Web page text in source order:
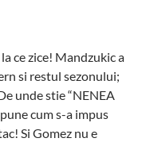
ce zice! Mandzukic a
si restul sezonului;
unde stie “NENEA
cum s-a impus
Si Gomez nu e